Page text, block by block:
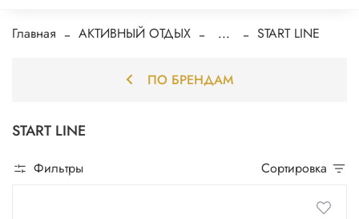
Главная АКТИВНЫЙ ОТДЫХ ... START LINE
START LINE
Фильтры Сортировка
ПО БРЕНДАМ